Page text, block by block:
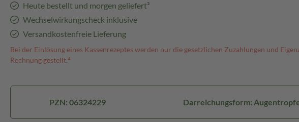
Heute bestellt und morgen geliefert³
Wechselwirkungscheck inklusive
Versandkostenfreie Lieferung
Bei der Einlösung eines Kassenrezeptes werden nur die gesetzlichen Zuzahlungen und
Rechnung gestellt.⁴
PZN: 06324229 Darreichungsform: